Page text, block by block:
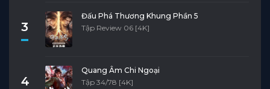
3
Đấu Phá Thương Khung Phần 5
Tập Review 06 [4K]
4
Quang Âm Chi Ngoại
Tập 34/78 [4K]